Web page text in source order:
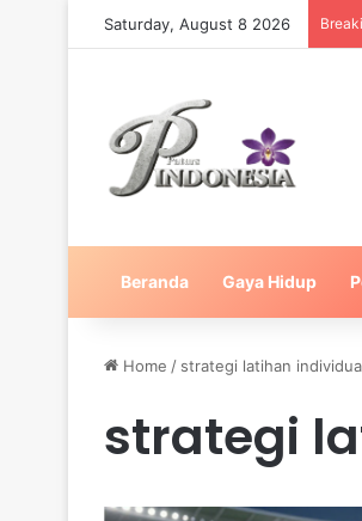
Saturday, August 8 2026
Beranda Gaya Hidup
Home / strategi latihan
strategi